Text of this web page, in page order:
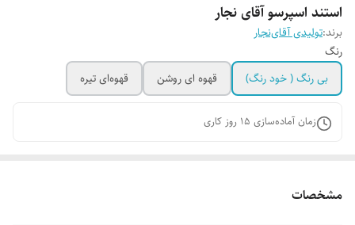
استند اسپرسو آقای نجار
برند:تولیدی آقای‌نجار
رنگ
بی رنگ ( خود رنگ)
قهوه ای روشن قهوه‌ای تیره
زمان آماده‌سازی 15 روز کاری
مشخصات